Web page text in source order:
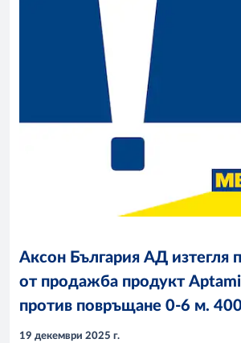
Аксон България АД изтегля
от продажба продукт
против повръщане 0-6 м.
19 декември 2025 г.